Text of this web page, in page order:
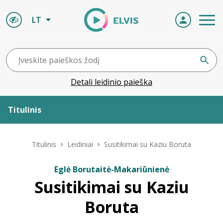
LT
Detali leidinio paieška
Titulinis
ELVIS atvyksta
Titulinis Leidiniai Susitikimai su Kaziu Boruta
Eglė Borutaitė-Makariūnienė
Susitikimai su Kaziu
Boruta